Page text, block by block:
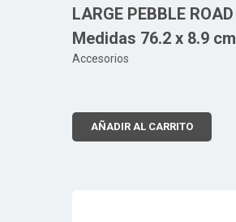
LARGE PEBBLE ROAD
Medidas 76.2 x 8.9 cm
Accesorios
AÑADIR AL CARRITO